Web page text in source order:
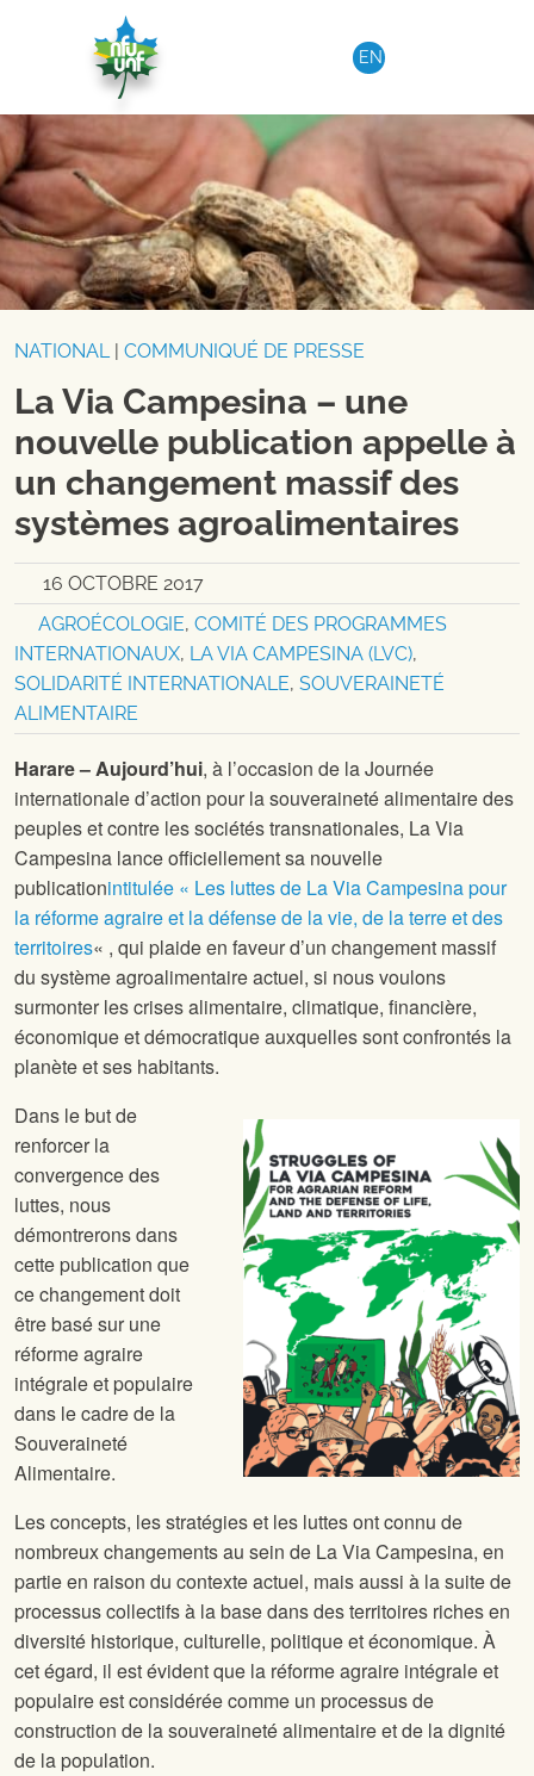
Aller au contenu
EN
NATIONAL| COMMUNIQUÉ DE PRESSE
La Via Campesina – une
nouvelle publication appelle à
un changement massif des
systèmes agroalimentaires
16 OCTOBRE 2017
AGROÉCOLOGIE, COMITÉ DES PROGRAMMES
INTERNATIONAUX, LA VIA CAMPESINA (LVC),
SOLIDARITÉ INTERNATIONALE, SOUVERAINETÉ
ALIMENTAIRE
Harare – Aujourd’hui, à l’occasion de la Journée
internationale d’action pour la souveraineté alimentaire des
peuples et contre les sociétés transnationales, La Via
Campesina lance officiellement sa nouvelle
publicationintitulée « Les luttes de La Via Campesina pour
la réforme agraire et la défense de la vie, de la terre et des
territoires« , qui plaide en faveur d’un changement massif
du système agroalimentaire actuel, si nous voulons
surmonter les crises alimentaire, climatique, financière,
économique et démocratique auxquelles sont confrontés la
planète et ses habitants.
Dans le but de
renforcer la
convergence des
luttes, nous
démontrerons dans
cette publication que
ce changement doit
être basé sur une
réforme agraire
intégrale et populaire
dans le cadre de la
Souveraineté
Alimentaire.
Les concepts, les stratégies et les luttes ont connu de
nombreux changements au sein de La Via Campesina, en
partie en raison du contexte actuel, mais aussi à la suite de
processus collectifs à la base dans des territoires riches en
diversité historique, culturelle, politique et économique. À
cet égard, il est évident que la réforme agraire intégrale et
populaire est considérée comme un processus de
construction de la souveraineté alimentaire et de la dignité
de la population.